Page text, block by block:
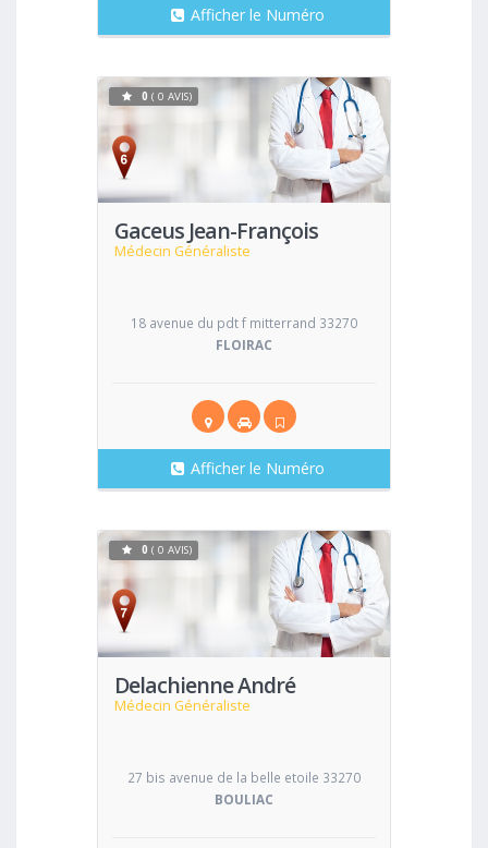
Afficher le Numéro
Gaceus Jean-François
Médecin Généraliste
Voir
0 ( 0 AVIS)
18 avenue du pdt f mitterrand 33270
FLOIRAC
Afficher le Numéro
Delachienne André
Médecin Généraliste
Voir
0 ( 0 AVIS)
27 bis avenue de la belle etoile 33270
BOULIAC